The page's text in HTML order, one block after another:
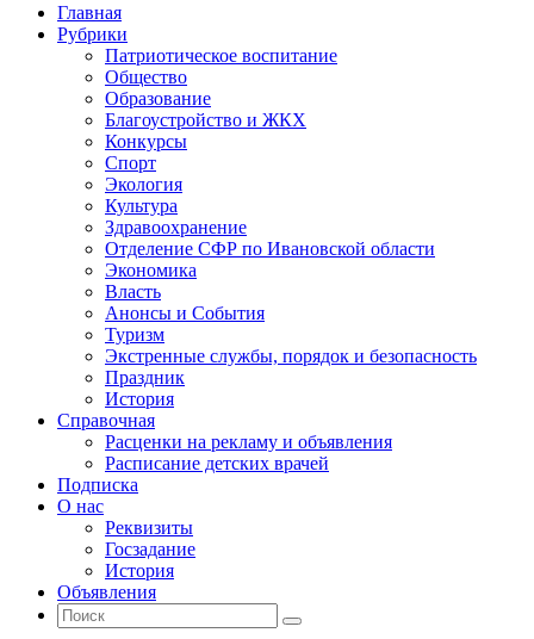
Промотать
содержимому
Главная
Рубрики
Патриотическое воспитание
Общество
Образование
Благоустройство и ЖКХ
Конкурсы
Спорт
Экология
Культура
Здравоохранение
Отделение СФР по Ивановской области
Экономика
Власть
Анонсы и События
Туризм
Экстренные службы, порядок и безопасность
Праздник
История
Справочная
Расценки на рекламу и объявления
Расписание детских врачей
Подписка
О нас
Реквизиты
Госзадание
История
Объявления
Поиск
Искать:
Поиск